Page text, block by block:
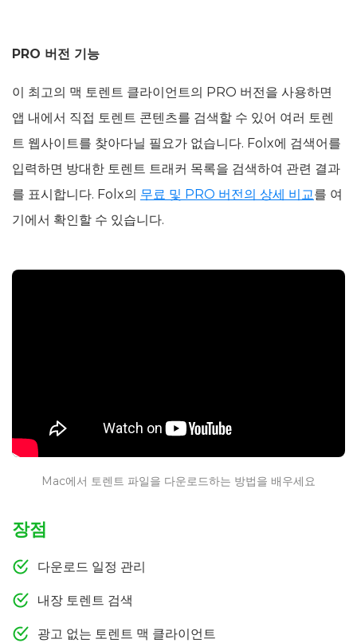
PRO 버전 기능
이 최고의 맥 토렌트 클라이언트의 PRO 버전을 사용하면
앱 내에서 직접 토렌트 콘텐츠를 검색할 수 있어 여러 토렌
트 웹사이트를 찾아다닐 필요가 없습니다. Folx에 검색어를
입력하면 방대한 토렌트 트래커 목록을 검색하여 관련 결과
를 표시합니다. Folx의 무료 및 PRO 버전의 상세 비교를 여
기에서 확인할 수 있습니다.
Mac에서 토렌트 파일을 다운로드하는 방법을 배우세요
장점
다운로드 일정 관리
내장 토렌트 검색
광고 없는 토렌트 맥 클라이언트